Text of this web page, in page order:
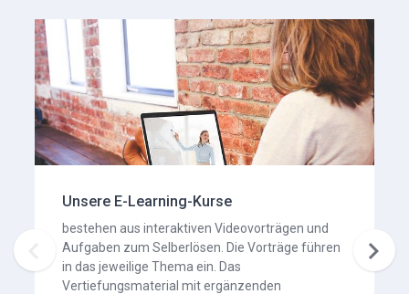
Unsere E-Learning-Kurse
bestehen aus interaktiven Videovorträgen und
Aufgaben zum Selberlösen. Die Vorträge führen
in das jeweilige Thema ein. Das
Vertiefungsmaterial mit ergänzenden
